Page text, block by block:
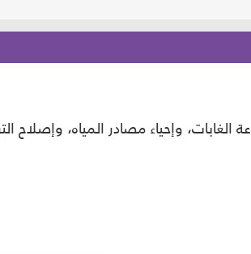
الغابات، وإحياء مصادر المياه،